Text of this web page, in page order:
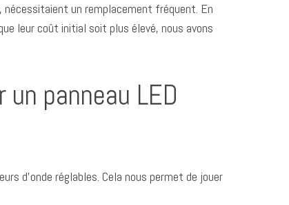
nécessitaient un remplacement fréquent. En
leur coût initial soit plus élevé, nous avons
panneau LED
d’onde réglables. Cela nous permet de jouer